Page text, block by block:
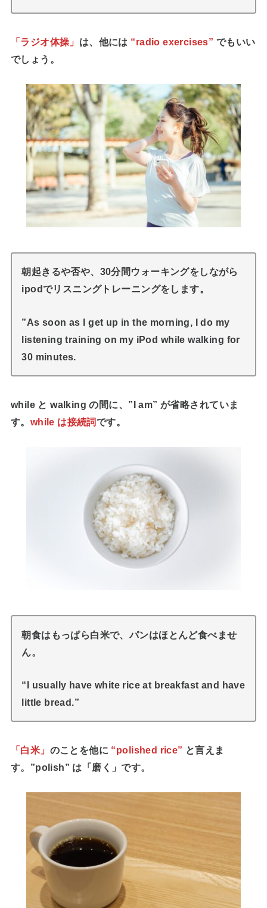
「ラジオ体操」 は、他には “radio exercises” でもいい
でしょう。
朝起きるや否や、30分間ウォーキングをしながら
ipodでリスニングトレーニングをします。
”As soon as I get up in the morning, I do my
listening training on my iPod while walking for
30 minutes.
while と walking の間に、”I am” が省略されていま
す。 while は接続詞です。
朝食はもっぱら白米で、パンはほとんど食べませ
ん。
“I usually have white rice at breakfast and have
little bread.”
「白米」 のことを他に “polished rice” と言えま
す。”polish” は「磨く」です。